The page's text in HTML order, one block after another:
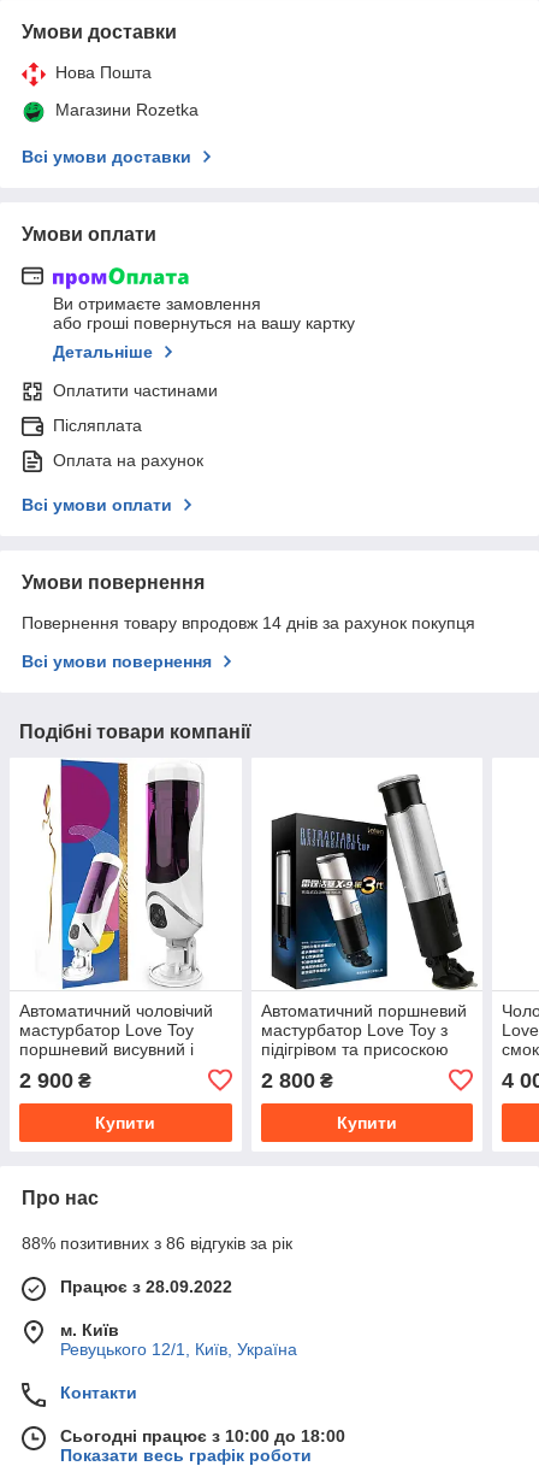
Умови доставки
Нова Пошта
Магазини Rozetka
Всі умови доставки
Умови оплати
Ви отримаєте замовлення
або гроші повернуться на вашу картку
Детальніше
Оплатити частинами
Післяплата
Оплата на рахунок
Всі умови оплати
Умови повернення
Повернення товару впродовж 14 днів за рахунок покупця
Всі умови повернення
Подібні товари компанії
Автоматичний чоловічий
мастурбатор Love Toy
поршневий висувний і
2 900 ₴
Купити
Автоматичний поршневий
мастурбатор Love Toy з
підігрівом та присоскою
2 800₴
Купити
4
Про нас
88% позитивних з 86 відгуків за рік
Працює з 28.09.2022
м. Київ
Ревуцького 12/1, Київ, Україна
Контакти
Сьогодні працює з 10:00 до 18:00
Показати весь графік роботи